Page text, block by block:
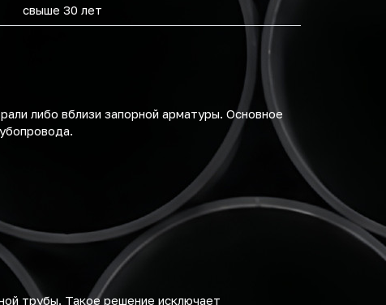
свыше 30 лет
либо вблизи запорной арматуры. Основное
трубы. Такое решение исключает